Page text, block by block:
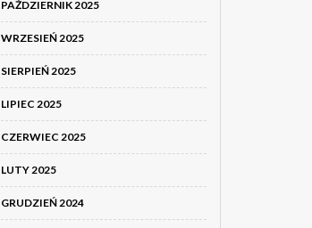
PAŹDZIERNIK 2025
WRZESIEŃ 2025
SIERPIEŃ 2025
LIPIEC 2025
CZERWIEC 2025
LUTY 2025
GRUDZIEŃ 2024